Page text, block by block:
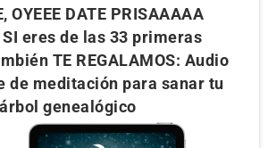
OYEEE DATE PRISAAAAA
SI eres de las 33 primeras
TE REGALAMOS: Audio
de meditación para sanar tu
árbol genealógico